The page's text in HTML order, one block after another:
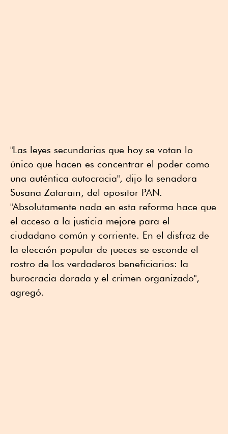
"Las leyes secundarias que hoy se votan lo
único que hacen es concentrar el poder como
una auténtica autocracia", dijo la senadora
Susana Zatarain, del opositor PAN.
"Absolutamente nada en esta reforma hace que
el acceso a la justicia mejore para el
ciudadano común y corriente. En el disfraz de
la elección popular de jueces se esconde el
rostro de los verdaderos beneficiarios: la
burocracia dorada y el crimen organizado",
agregó.